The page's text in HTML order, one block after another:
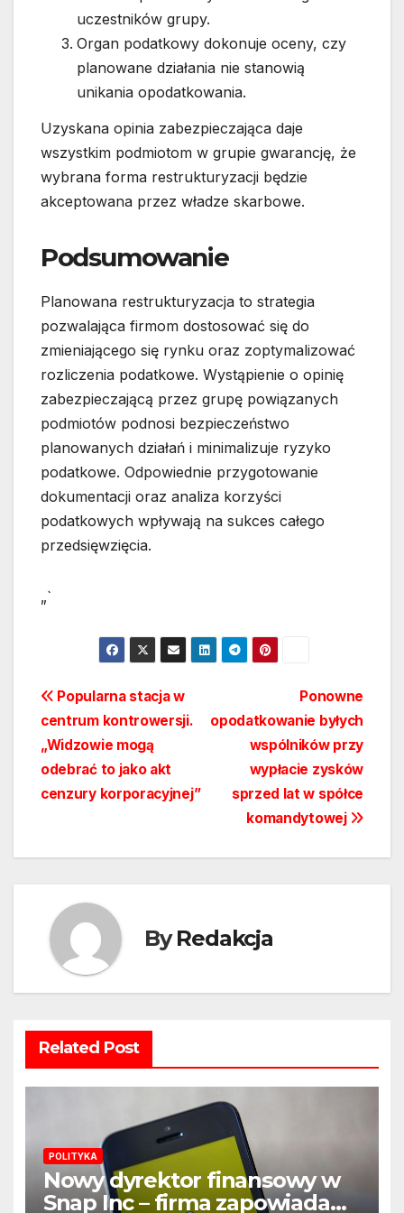
uczestników grupy.
Organ podatkowy dokonuje oceny, czy
planowane działania nie stanowią
unikania opodatkowania.
Uzyskana opinia zabezpieczająca daje
wszystkim podmiotom w grupie gwarancję, że
wybrana forma restrukturyzacji będzie
akceptowana przez władze skarbowe.
Podsumowanie
Planowana restrukturyzacja to strategia
pozwalająca firmom dostosować się do
zmieniającego się rynku oraz zoptymalizować
rozliczenia podatkowe. Wystąpienie o opinię
zabezpieczającą przez grupę powiązanych
podmiotów podnosi bezpieczeństwo
planowanych działań i minimalizuje ryzyko
podatkowe. Odpowiednie przygotowanie
dokumentacji oraz analiza korzyści
podatkowych wpływają na sukces całego
przedsięwzięcia.
„`
Nawigacja
wpisu
Ponowne
opodatkowanie byłych
wspólników przy
wypłacie zysków
sprzed lat w spółce
komandytowej
Popularna stacja w
centrum kontrowersji.
„Widzowie mogą
odebrać to jako akt
cenzury korporacyjnej”
ByRedakcja
Related Post
POLITYKA
Nowy dyrektor finansowy w
Snap Inc – firma zapowiada